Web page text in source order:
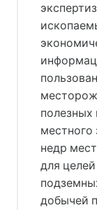
полезных
местного
недр
для
добычей